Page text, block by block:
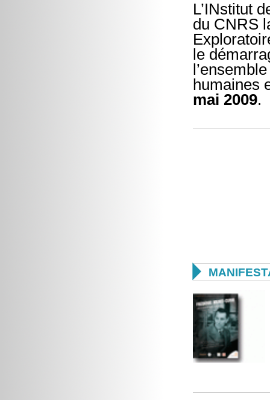
L’INstitut
du CNRS
le
humaines
mai 2009.
